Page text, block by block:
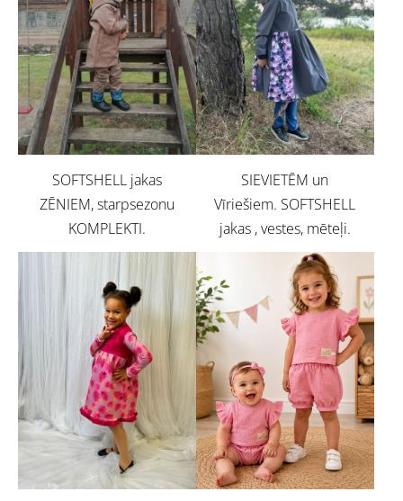
SOFTSHELL jakas
ZĒNIEM, starpsezonu
KOMPLEKTI.
SIEVIETĒM un
Vīriešiem. SOFTSHELL
jakas , vestes, mēteļi.